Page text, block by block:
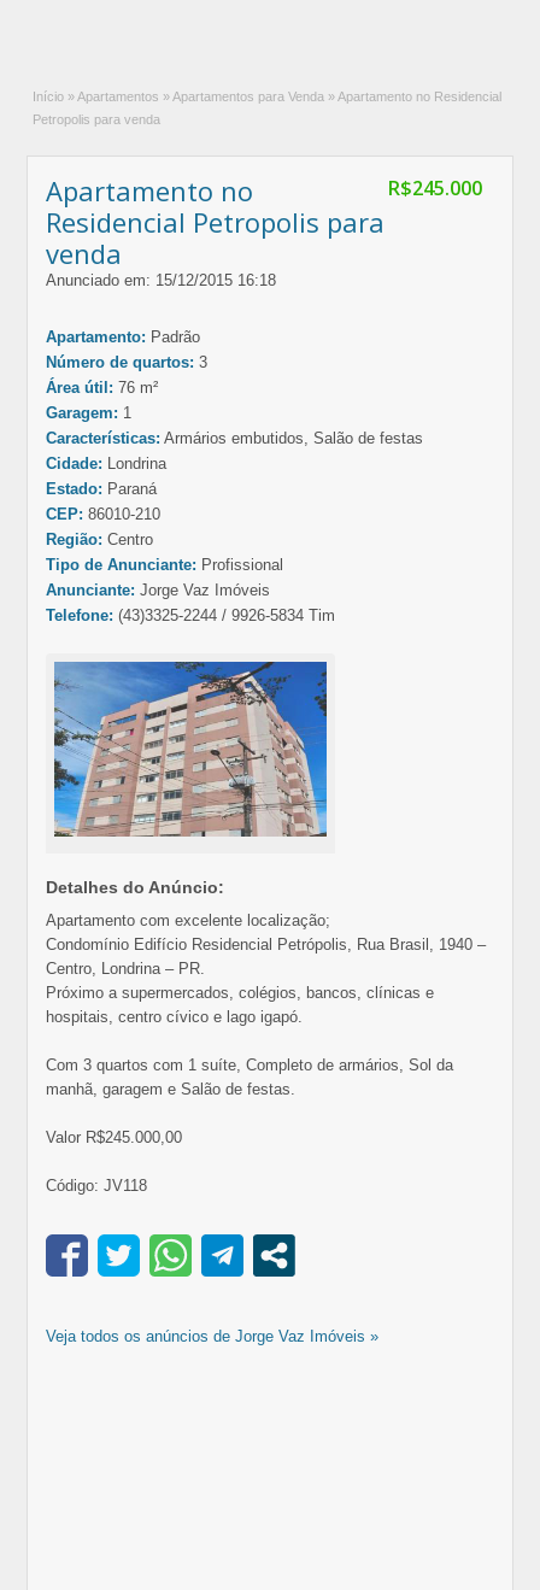
Início » Apartamentos » Apartamentos para Venda » Apartamento no Residencial
Petropolis para venda
R$245.000
Apartamento no
Residencial Petropolis para
venda
Anunciado em: 15/12/2015 16:18
Apartamento: Padrão
Número de quartos: 3
Área útil: 76 m²
Garagem: 1
Características: Armários embutidos, Salão de festas
Cidade: Londrina
Estado: Paraná
CEP: 86010-210
Região: Centro
Tipo de Anunciante: Profissional
Anunciante: Jorge Vaz Imóveis
Telefone: (43)3325-2244 / 9926-5834 Tim
Detalhes do Anúncio:
Apartamento com excelente localização;
Condomínio Edifício Residencial Petrópolis, Rua Brasil, 1940 –
Centro, Londrina – PR.
Próximo a supermercados, colégios, bancos, clínicas e
hospitais, centro cívico e lago igapó.
Com 3 quartos com 1 suíte, Completo de armários, Sol da
manhã, garagem e Salão de festas.
Valor R$245.000,00
Código: JV118
Veja todos os anúncios de Jorge Vaz Imóveis »